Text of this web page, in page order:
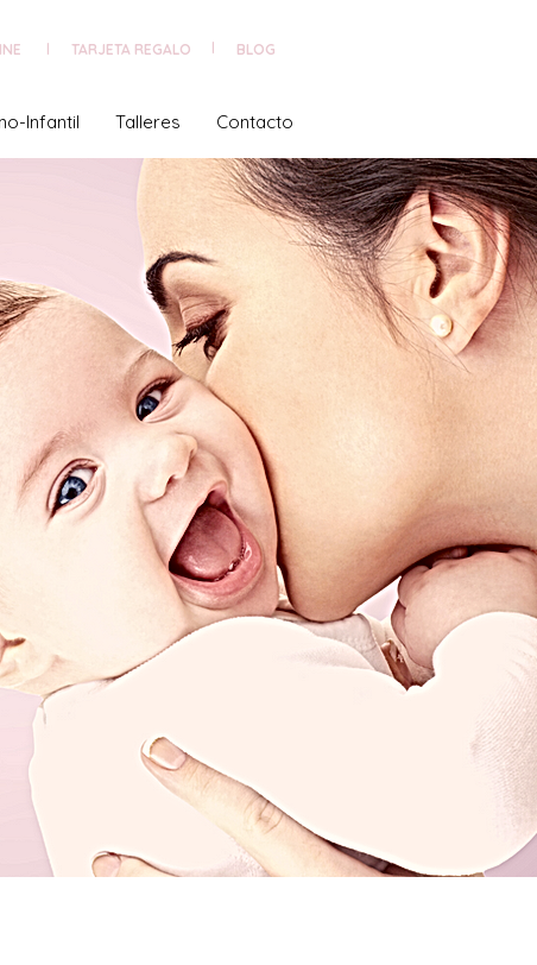
TARJETA REGALO BLOG
Infantil Talleres Contacto